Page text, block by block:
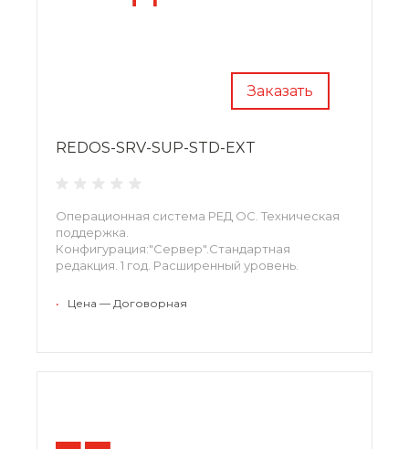
Заказать
REDOS-SRV-SUP-STD-EXT
Операционная система РЕД ОС. Техническая
поддержка.
Конфигурация:"Сервер".Стандартная
редакция. 1 год. Расширенный уровень.
• Цена — Договорная